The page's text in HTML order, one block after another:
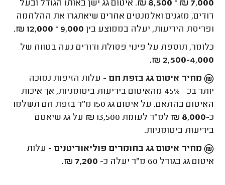
7,000 ₪ – 8,500 ₪
. איטום גג ישן באותו הגודל ובעל
דודים, מזגנים ואלמנטים אחרים שיאתגרו את ההלחמה
ופריסת היריעות, יעלה בממוצע בין 9,000 – 12,000 ₪
.
כלומר, תוספת על פינוי פסולת ודודים נעה בטווח של
2,500-4,000 ₪.
מחיר איטום גג בזפת חם - עלות הזיפות נמוכה
יותר בכ – 45% מהאיטום ביריעות ביטומניות, אך איכות
האיטום בהתאם. על איטום גג 150 מ"ר בזפת חם תשלמו
כ-8,000 ₪ למ"ר לעומת 13,500 ₪ על גג שיאטם
ביריעות ביטומניות.
מחיר איטום גג בחומרים פוליאוריטנים - עלות
איטום גג בגודל 60 מ"ר יעלה כ-
7,200 ₪
.